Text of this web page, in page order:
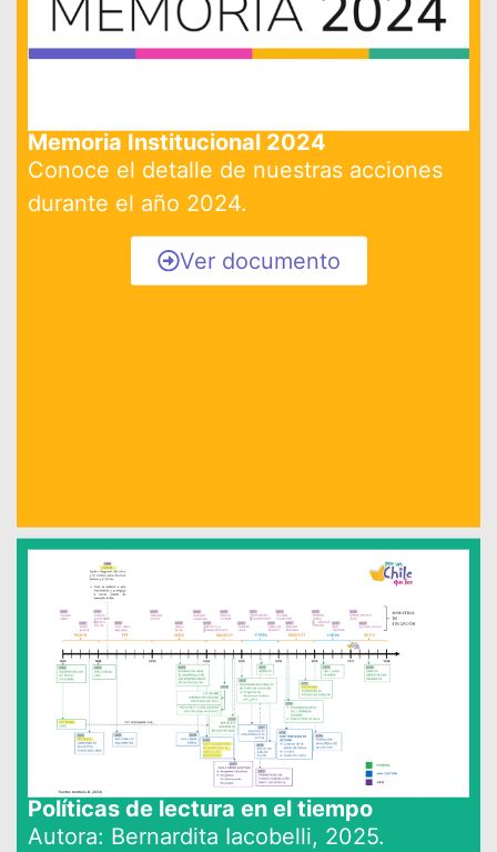
Memoria Institucional 2024
Conoce el detalle de nuestras acciones
durante el año 2024.
Ver documento
Políticas de lectura en el tiempo
Autora: Bernardita Iacobelli, 2025.